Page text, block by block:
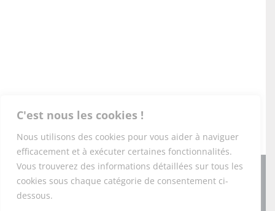
C'est nous les cookies !
Nous utilisons des cookies pour vous aider à naviguer
efficacement et à exécuter certaines fonctionnalités.
Vous trouverez des informations détaillées sur tous les
cookies sous chaque catégorie de consentement ci-
dessous.
Copyright 2026 PONEY-CLUB DU DOMAINE DE L'ESPÉRANCE |
Tous droits réservés | Mentions légales|RGPD|CGV |Foire